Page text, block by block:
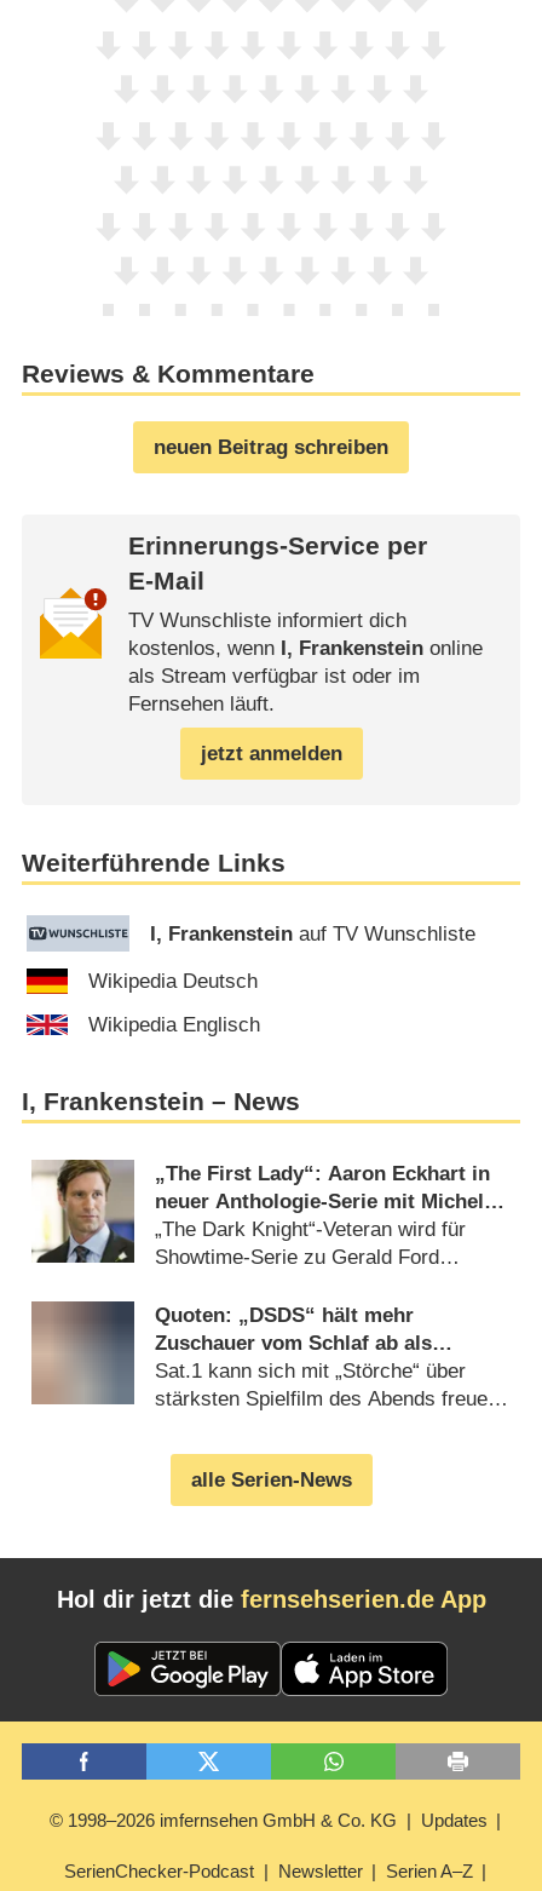
Reviews & Kommentare
neuen Beitrag schreiben
Erinnerungs-Service per
E-Mail
TV Wunschliste informiert dich
kostenlos, wenn I, Frankensteinonline
als Stream verfügbar ist oder im
Fernsehen läuft.
jetzt anmelden
Weiterführende Links
I, Frankenstein auf TV Wunschliste
Wikipedia Deutsch
Wikipedia Englisch
I, Frankenstein – News
„The First Lady“: Aaron Eckhart in
neuer Anthologie-Serie mit Michelle
Pfeiffer dabei
„The Dark Knight“-Veteran wird für
Showtime-Serie zu Gerald Ford
Quoten: „DSDS“ hält mehr
Zuschauer vom Schlaf ab als
ProSieben-Show
Sat.1 kann sich mit „Störche“ über
stärksten Spielfilm des Abends freuen
alle Serien-News
Hol dir jetzt die fernsehserien.de App
© 1998–2026 imfernsehen GmbH & Co. KG Updates
SerienChecker-Podcast Newsletter Serien A–Z